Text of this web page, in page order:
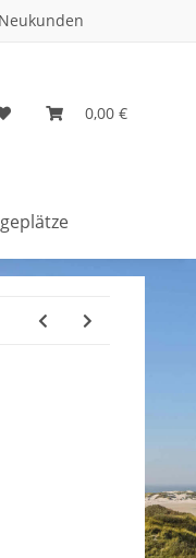
0,00 €